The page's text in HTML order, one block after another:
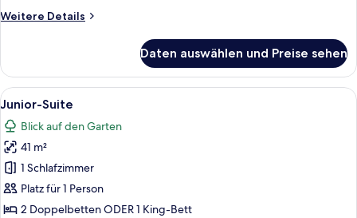
Weitere Details
Weitere
Suite,
Poolseite
Daten auswählen und Preise sehen
Alle
Fotos
für
Junior-
Suite
anzeigen
Ein modernes Hotelzimmer mit Bett,
8
Junior-Suite
Blick auf den Garten
41 m²
1 Schlafzimmer
Platz für 1 Person
2 Doppelbetten ODER 1 King-Bett